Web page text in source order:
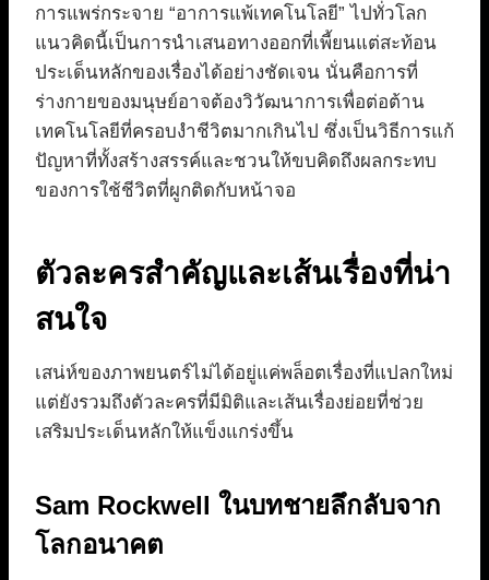
การแพร่กระจาย “อาการแพ้เทคโนโลยี” ไปทั่วโลก
แนวคิดนี้เป็นการนำเสนอทางออกที่เพี้ยนแต่สะท้อน
ประเด็นหลักของเรื่องได้อย่างชัดเจน นั่นคือการที่
ร่างกายของมนุษย์อาจต้องวิวัฒนาการเพื่อต่อต้าน
เทคโนโลยีที่ครอบงำชีวิตมากเกินไป ซึ่งเป็นวิธีการแก้
ปัญหาที่ทั้งสร้างสรรค์และชวนให้ขบคิดถึงผลกระทบ
ของการใช้ชีวิตที่ผูกติดกับหน้าจอ
ตัวละครสำคัญและเส้นเรื่องที่น่า
สนใจ
เสน่ห์ของภาพยนตร์ไม่ได้อยู่แค่พล็อตเรื่องที่แปลกใหม่
แต่ยังรวมถึงตัวละครที่มีมิติและเส้นเรื่องย่อยที่ช่วย
เสริมประเด็นหลักให้แข็งแกร่งขึ้น
Sam Rockwell ในบทชายลึกลับจาก
โลกอนาคต